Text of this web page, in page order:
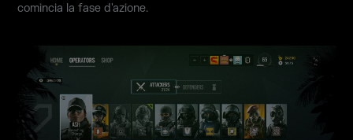
comincia la fase d'azione.